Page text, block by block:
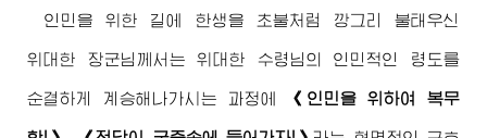
인민을 위한 길에 한생을 초불처럼 깡그리 불태우신
위대한 장군님 께서는위대한 수령님 의 인민적인 령도를
순결하게 계승해나가시는 과정에 《인민을 위하여 복무